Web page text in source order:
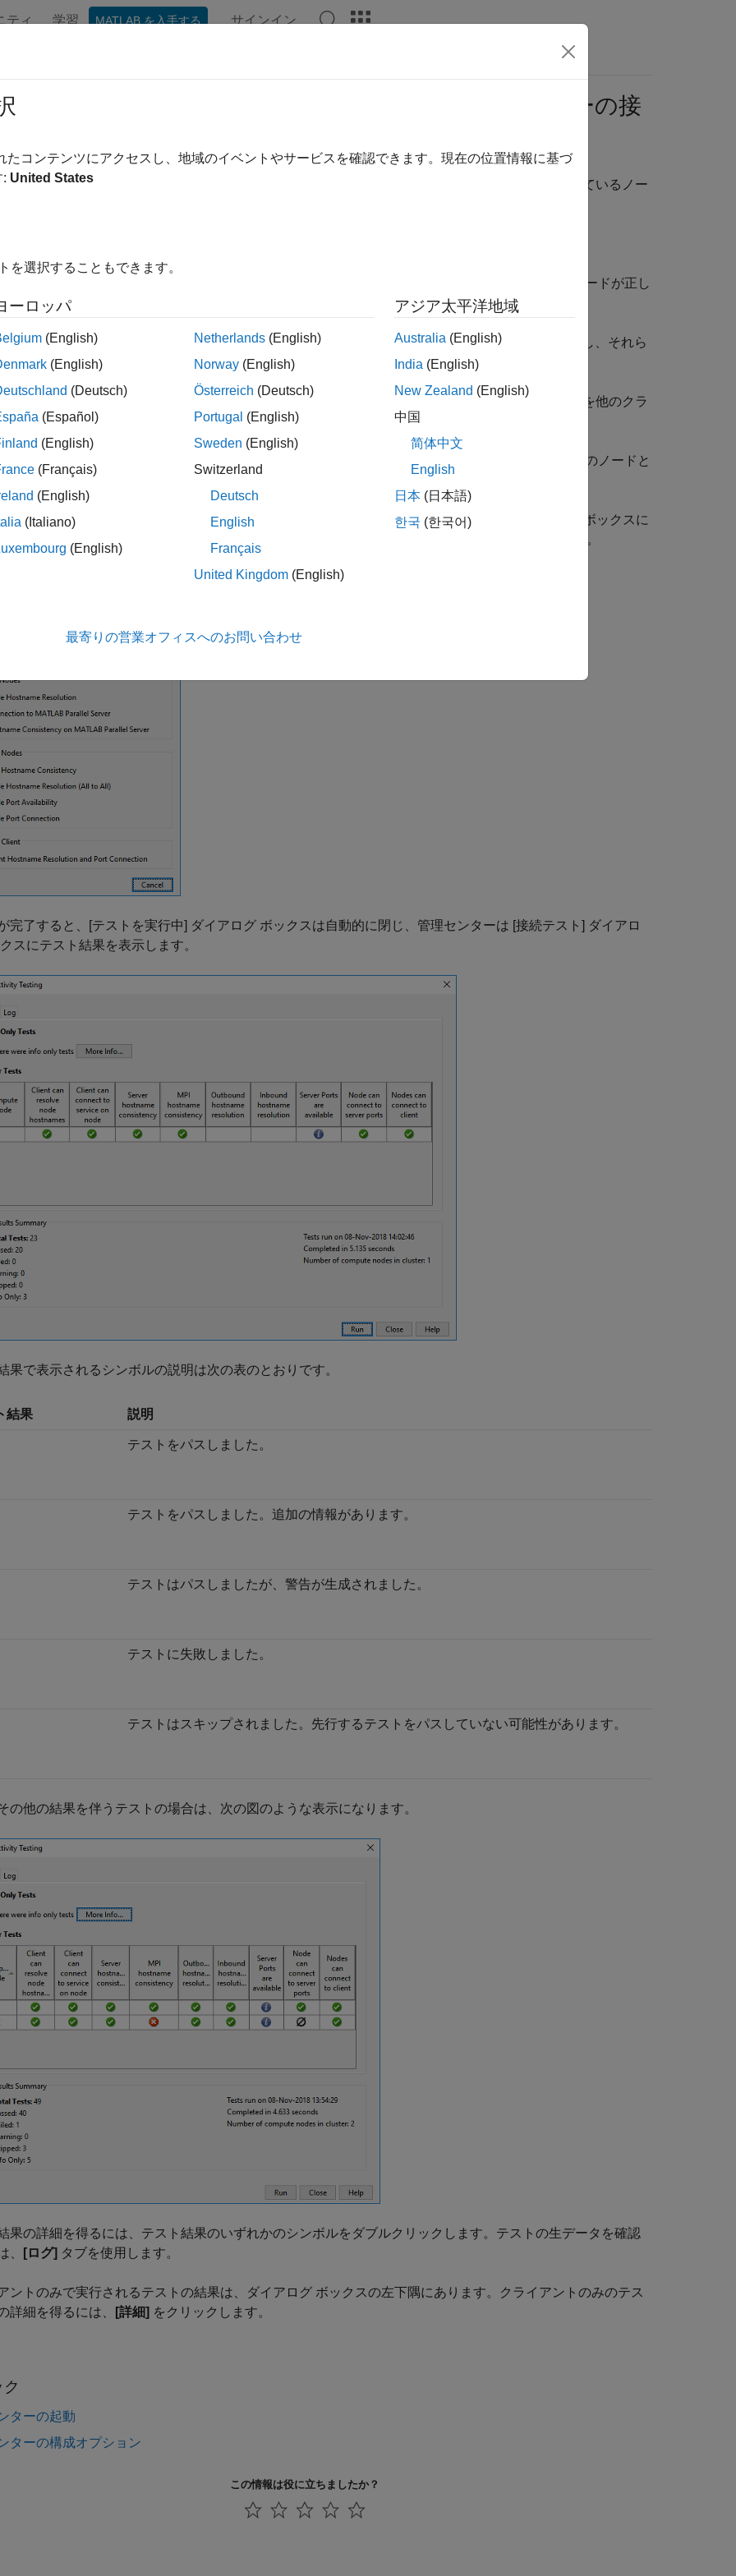
ティ 学習 MATLAB を入手する サインイン
ンターでの
ジョブ スケジューラ クラスターの接
ターでは、MATLAB
ジョブ スケジューラ ノード、ワーカー ノードおよび管理センターが稼動しているノー
— 詳細なクラスター テストを行うことができるように、管理センターを実行しているノードが正し
成されているかを検証します。
イアントからノード
— 管理センターを実行しているノードが、クラスター内の他のノードを識別し、それら
ードと通信できるかを検証します。
ドからノード
— クラスター内のその他のノード間で相互を識別し、各ノードがその mjs サービスを他のクラ
ー ノード上の mjs サービスと通信可能にしているかを検証します。
— 管理センターを実行しているノードを他のクラスター ノードが識別し、そのノードと
できるかを検証します。
続のテスト]をクリックして [接続テスト] ダイアログ ボックスを開きます。既定では、ダイアログ ボックスに
をクリックします。
実行中、管理センターは進捗ダイアログ ボックスを表示します。
完了すると、[テストを実行中] ダイアログ ボックスは自動的に閉じ、管理センターは [接続テスト] ダイアロ
スにテスト結果を表示します。
果で表示されるシンボルの説明は次の表のとおりです。
結果 説明
テストをパスしました。
テストをパスしました。追加の情報があります。
テストはパスしましたが、警告が生成されました。
テストに失敗しました。
テストはスキップされました。先行するテストをパスしていない可能性があります。
の他の結果を伴うテストの場合は、次の図のような表示になります。
果の詳細を得るには、テスト結果のいずれかのシンボルをダブルクリックします。テストの生データを確認
、
[ログ] タブを使用します。
ントのみで実行されるテストの結果は、ダイアログ ボックスの左下隅にあります。クライアントのみのテス
詳細を得るには、
[詳細] をクリックします。
ターの起動
ターの構成オプション
この情報は役に立ちましたか？
たコンテンツにアクセスし、地域のイベントやサービスを確認できます。現在の位置情報に基づ
: United States
を選択することもできます。
ーロッパ
(English)
(English)
(Deutsch)
(Español)
(English)
(Français)
(English)
(Italiano)
(English)
Netherlands (English)
Norway (English)
Österreich (Deutsch)
Portugal (English)
Sweden (English)
Switzerland
Deutsch
English
Français
United Kingdom (English)
アジア太平洋地域
Australia (English)
India (English)
New Zealand (English)
中国
简体中文
English
日本 (日本語)
한국 (한국어)
最寄りの営業オフィスへのお問い合わせ